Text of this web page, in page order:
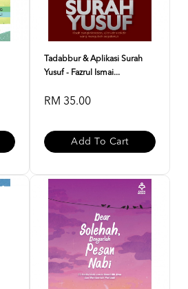
Tadabbur & Aplikasi Surah
Yusuf - Fazrul Ismai...
RM 35.00
Add To Cart